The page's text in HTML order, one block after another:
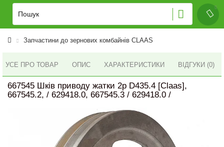
Запчастини до зернових комбайнів CLAAS
УСЕ ПРО ТОВАР ОПИС ХАРАКТЕРИСТИКИ ВІДГУКИ (0)
667545 Шків приводу жатки 2р D435.4 [Claas],
667545.2, / 629418.0, 667545.3 / 629418.0 /